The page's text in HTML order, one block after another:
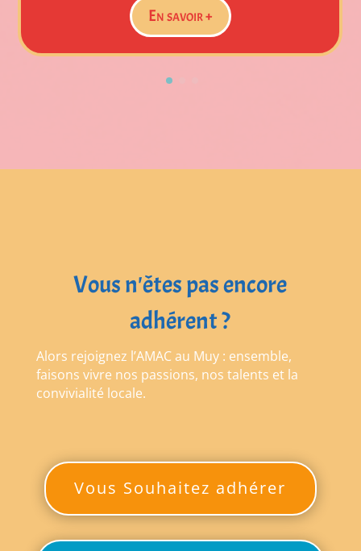
En savoir +
Vous n'êtes pas encore
adhérent ?
Alors rejoignez l’AMAC au Muy : ensemble,
faisons vivre nos passions, nos talents et la
convivialité locale.
Vous Souhaitez adhérer